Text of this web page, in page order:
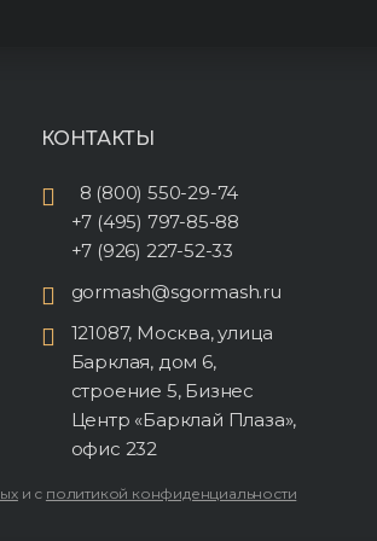
КОНТАКТЫ
8 (800) 550-29-74
+7 (495) 797-85-88
+7 (926) 227-52-33
gormash@sgormash.ru
121087, Москва, улица
Барклая, дом 6,
строение 5, Бизнес
Центр «Барклай Плаза»,
офис 232
и с политикой конфиденциальности